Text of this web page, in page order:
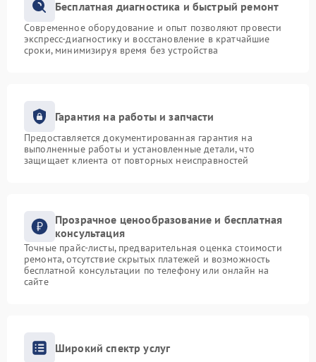
Бесплатная диагностика и быстрый ремонт
Современное оборудование и опыт позволяют провести
экспресс-диагностику и восстановление в кратчайшие
сроки, минимизируя время без устройства
Гарантия на работы и запчасти
Предоставляется документированная гарантия на
выполненные работы и установленные детали, что
защищает клиента от повторных неисправностей
Прозрачное ценообразование и бесплатная
консультация
Точные прайс-листы, предварительная оценка стоимости
ремонта, отсутствие скрытых платежей и возможность
бесплатной консультации по телефону или онлайн на
сайте
Широкий спектр услуг